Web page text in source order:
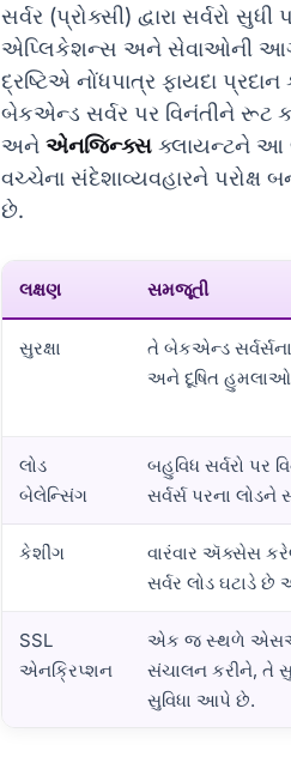
સર્વર (પ્રોક્સી) દ્વારા સર્વરો
એપ્લિકેશન્સ અને સેવાઓની આગળ
દ્રષ્ટિએ નોંધપાત્ર ફાયદા
બેકએન્ડ સર્વર પર વિનંતીને રૂટ
અને એનજિન્ક્સ ક્લાયન્ટને આ
વચ્ચેના સંદેશાવ્યવહારને પરોક્ષ
છે.
લક્ષણ સમજૂતી
સુરક્ષા
તે બેકએન્ડ
અને દૂષિત
લોડ
બેલેન્સિંગ
બહુવિધ સર્વરો પર
સર્વર્સ પરના
કેશીંગ
વારંવાર ઍક્સેસ
સર્વર લોડ ઘટાડે છે
SSL
એનક્રિપ્શન
એક જ સ્થળે
સંચાલન કરીને, તે
સુવિધા આપે છે.